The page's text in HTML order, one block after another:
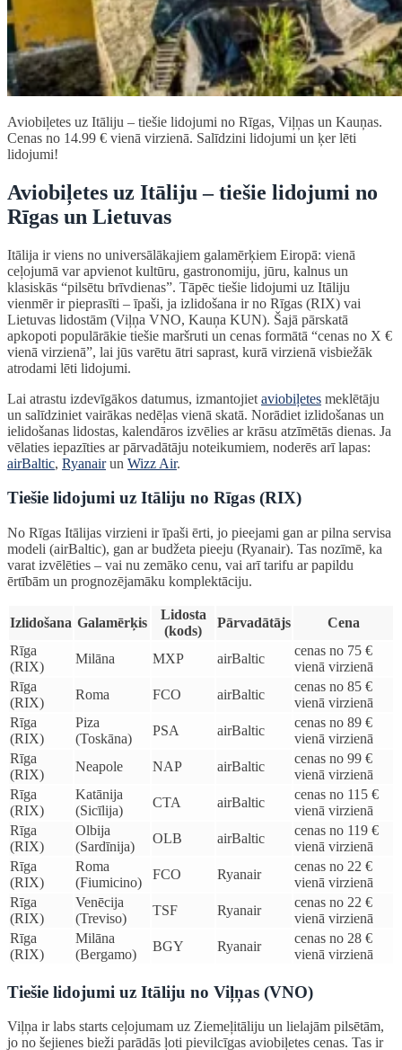
Aviobiļetes uz Itāliju – tiešie lidojumi no Rīgas, Viļņas un Kauņas.
Cenas no 14.99 € vienā virzienā. Salīdzini lidojumi un ķer lēti
lidojumi!
Aviobiļetes uz Itāliju – tiešie lidojumi no
Rīgas un Lietuvas
Itālija ir viens no universālākajiem galamērķiem Eiropā: vienā
ceļojumā var apvienot kultūru, gastronomiju, jūru, kalnus un
klasiskās “pilsētu brīvdienas”. Tāpēc tiešie lidojumi uz Itāliju
vienmēr ir pieprasīti – īpaši, ja izlidošana ir no Rīgas (RIX) vai
Lietuvas lidostām (Viļņa VNO, Kauņa KUN). Šajā pārskatā
apkopoti populārākie tiešie maršruti un cenas formātā “cenas no X €
vienā virzienā”, lai jūs varētu ātri saprast, kurā virzienā visbiežāk
atrodami lēti lidojumi.
Lai atrastu izdevīgākos datumus, izmantojiet aviobiļetes meklētāju
un salīdziniet vairākas nedēļas vienā skatā. Norādiet izlidošanas un
ielidošanas lidostas, kalendāros izvēlies ar krāsu atzīmētās dienas. Ja
vēlaties iepazīties ar pārvadātāju noteikumiem, noderēs arī lapas:
airBaltic, Ryanairun Wizz Air.
Tiešie lidojumi uz Itāliju no Rīgas (RIX)
No Rīgas Itālijas virzieni ir īpaši ērti, jo pieejami gan ar pilna servisa
modeli (airBaltic), gan ar budžeta pieeju (Ryanair). Tas nozīmē, ka
varat izvēlēties – vai nu zemāko cenu, vai arī tarifu ar papildu
ērtībām un prognozējamāku komplektāciju.
Izlidošana Galamērķis
Lidosta
(kods)
Pārvadātājs
Cena
Rīga
(RIX)
Milāna MXP airBaltic
cenas no 75 €
vienā virzienā
Rīga
(RIX)
Roma FCO airBaltic
cenas no 85 €
vienā virzienā
Rīga
(RIX)
Piza
(Toskāna)
PSA airBaltic
cenas no 89 €
vienā virzienā
Rīga
(RIX)
Neapole NAP airBaltic
cenas no 99 €
vienā virzienā
Rīga
(RIX)
Katānija
(Sicīlija)
CTA airBaltic
cenas no 115 €
vienā virzienā
Rīga
(RIX)
Olbija
(Sardīnija)
OLB airBaltic
cenas no 119 €
vienā virzienā
Rīga
(RIX)
Roma
(Fiumicino)
FCO Ryanair
cenas no 22 €
vienā virzienā
Rīga
(RIX)
Venēcija
(Treviso)
TSF Ryanair
cenas no 22 €
vienā virzienā
Rīga
(RIX)
Milāna
(Bergamo)
BGY Ryanair
cenas no 28 €
vienā virzienā
Tiešie lidojumi uz Itāliju no Viļņas (VNO)
Viļņa ir labs starts ceļojumam uz Ziemeļitāliju un lielajām pilsētām,
jo no šejienes bieži parādās ļoti pievilcīgas aviobiļetes cenas. Tas ir